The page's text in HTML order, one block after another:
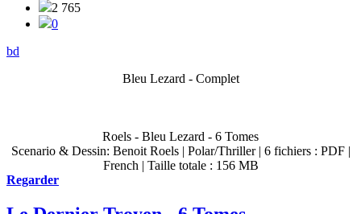
2 765
0
bd
Bleu Lezard - Complet
Roels - Bleu Lezard - 6 Tomes
Scenario & Dessin: Benoit Roels | Polar/Thriller | 6 fichiers : PDF |
French | Taille totale : 156 MB
Regarder